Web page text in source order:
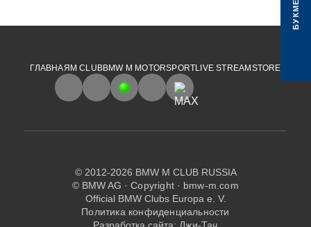
ГЛАВНАЯM CLUBBMW M MOTORSPORTLIVE STREAMSTORE
© 2012-2026 BMW M CLUB RUSSIA
© BMW AG ·Copyright · bmw-m.com
Official BMW Clubs Europa e. V.
Политика конфиденциальности
Разработка сайта: Джи-Тач